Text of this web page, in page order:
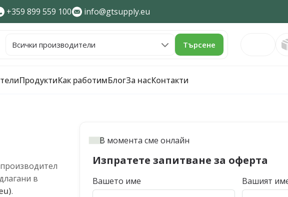
+359 899 559 100 info@gtsupply.eu
Търсене
ПродуктиКак работимБлогЗа насКонтакти
в
.
В момента сме онлайн
Изпратете запитване за оферта
Вашето име Вашият